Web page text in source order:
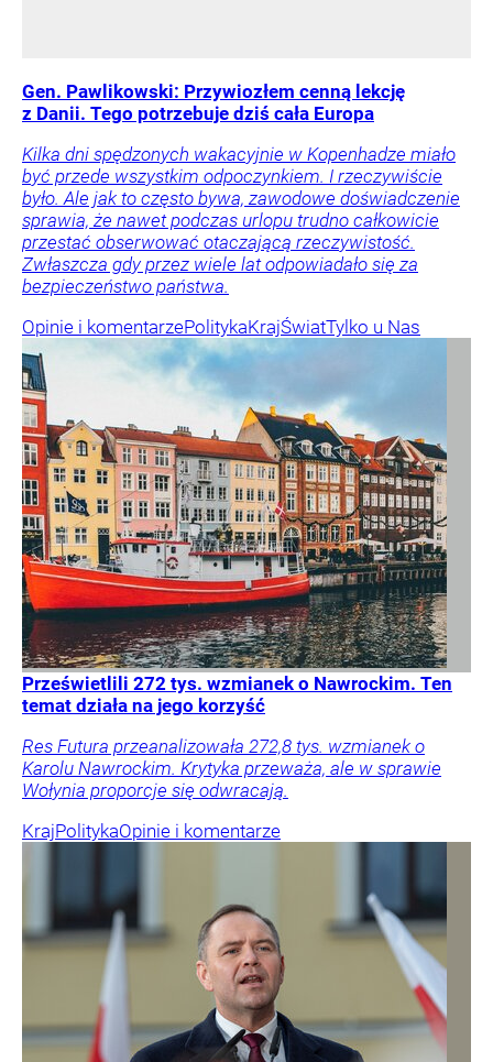
Gen. Pawlikowski: Przywiozłem cenną lekcję
z Danii. Tego potrzebuje dziś cała Europa
Kilka dni spędzonych wakacyjnie w Kopenhadze miało
być przede wszystkim odpoczynkiem. I rzeczywiście
było. Ale jak to często bywa, zawodowe doświadczenie
sprawia, że nawet podczas urlopu trudno całkowicie
przestać obserwować otaczającą rzeczywistość.
Zwłaszcza gdy przez wiele lat odpowiadało się za
bezpieczeństwo państwa.
Opinie i komentarzePolitykaKrajŚwiatTylko u Nas
Prześwietlili 272 tys. wzmianek o Nawrockim. Ten
temat działa na jego korzyść
Res Futura przeanalizowała 272,8 tys. wzmianek o
Karolu Nawrockim. Krytyka przeważa, ale w sprawie
Wołynia proporcje się odwracają.
KrajPolitykaOpinie i komentarze